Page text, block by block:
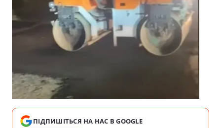
ПІДПИШІТЬСЯ НА НАС В GOOGLE